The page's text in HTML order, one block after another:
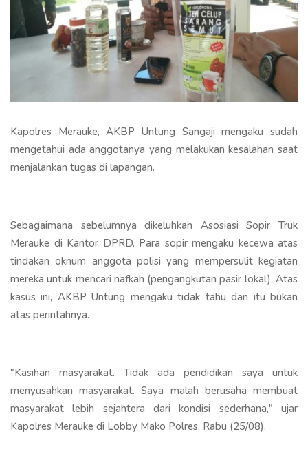
Kapolres Merauke, AKBP Untung Sangaji mengaku sudah
mengetahui ada anggotanya yang melakukan kesalahan saat
menjalankan tugas di lapangan.
Sebagaimana sebelumnya dikeluhkan Asosiasi Sopir Truk
Merauke di Kantor DPRD. Para sopir mengaku kecewa atas
tindakan oknum anggota polisi yang mempersulit kegiatan
mereka untuk mencari nafkah (pengangkutan pasir lokal). Atas
kasus ini, AKBP Untung mengaku tidak tahu dan itu bukan
atas perintahnya.
"Kasihan masyarakat. Tidak ada pendidikan saya untuk
menyusahkan masyarakat. Saya malah berusaha membuat
masyarakat lebih sejahtera dari kondisi sederhana," ujar
Kapolres Merauke di Lobby Mako Polres, Rabu (25/08).